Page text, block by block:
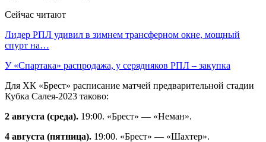
Сейчас читают
Лидер РПЛ удивил в зимнем трансферном окне, мощный
спурт на…
У «Спартака» распродажа, у серядняков РПЛ – закупка
Для ХК «Брест» расписание матчей предварительной стадии
Кубка Салея-2023 таково:
2 августа (среда). 19:00. «Брест» — «Неман».
4 августа (пятница). 19:00. «Брест» — «Шахтер».